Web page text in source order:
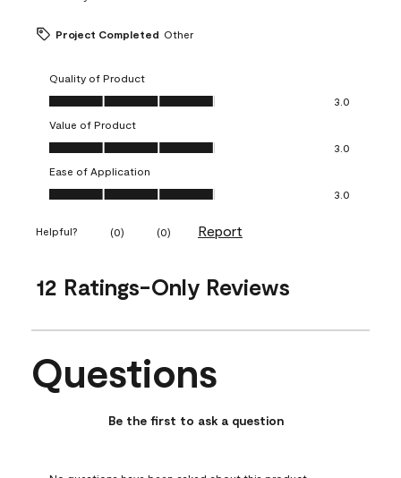
Project Completed Other
Quality of Product
Quality of Product, 3.0 out of 5
3.0
Value of Product
Value of Product, 3.0 out of 5
3.0
Ease of Application
Ease of Application, 3.0 out of 5
3.0
Helpful? (0) (0) Report
12 Ratings-Only Reviews
No questions have been asked about this product.
Questions
Be the first to ask a question